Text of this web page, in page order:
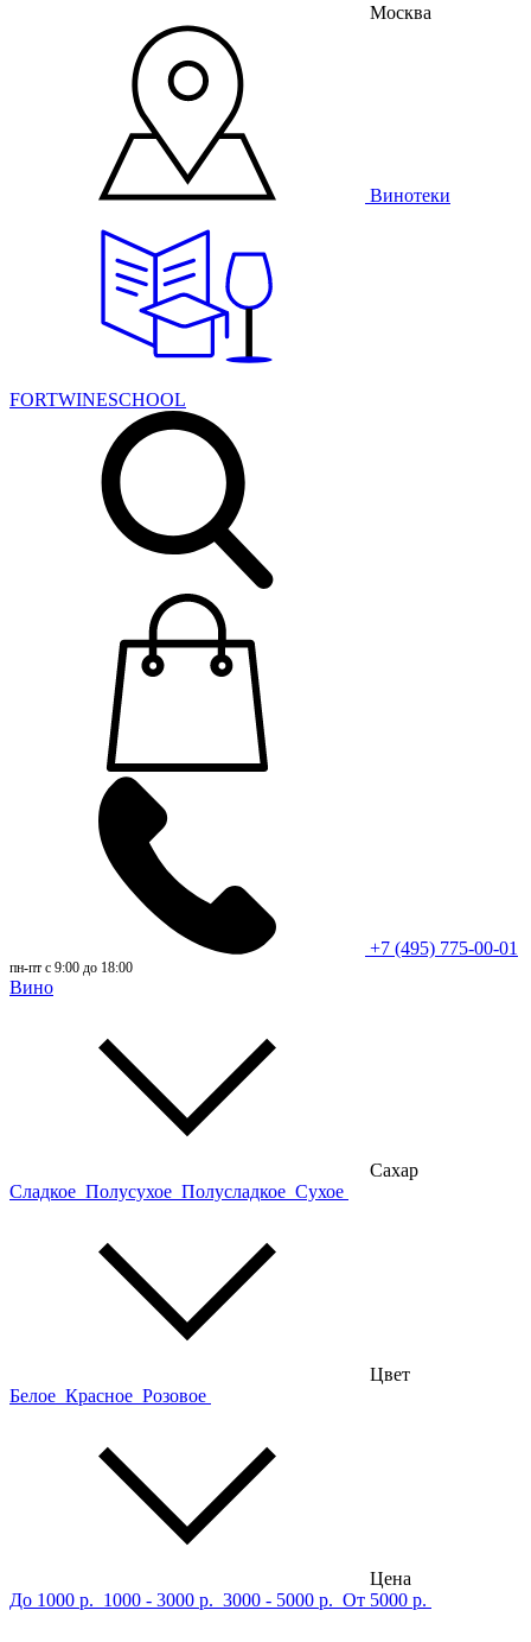
Москва
Винотеки
FORTWINESCHOOL
+7 (495) 775-00-01
пн-пт с 9:00 до 18:00
Вино
Сахар
Сладкое Полусухое Полусладкое Сухое
Цвет
Белое Красное Розовое
Цена
До 1000 р. 1000 - 3000 р. 3000 - 5000 р. От 5000 р.